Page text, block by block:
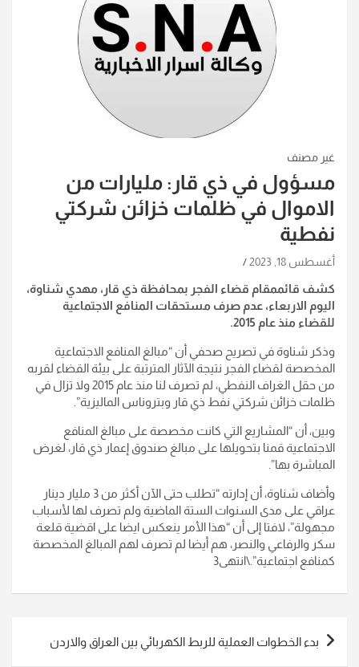
غير مصنف
مسؤول في ذي قار: مليارات من
الاموال في ظلمات خزائن شركتي
نفطية
أغسطس 18, 2023
كشف قائممقام قضاء الفجر بمحافظة ذي قار، مهدي شناوة،
اليوم الاربعاء، عدم صرف مستحقات المنافع الاجتماعية
للقضاء منذ عام 2015.
وذكر شناوة في تصريح صحفي أن “مبالغ المنافع الاجتماعية
المخصصة لقضاء الفجر نتيجة الآثار المترتبة على بيئة القضاء لقربه
من حقل الغراف النفطي، لم تصرف لنا منذ عام 2015 ولا تزال في
ظلمات خزائن شركتي نفط ذي قار وبتروناس الماليزية”.
وبين، أن “المشاريع التي كانت مخصصة على مبالغ المنافع
الاجتماعية قمنا بتحويلها على مبالغ صندوق إعمار ذي قار، لغرض
المباشرة بها”.
وأضاف شناوة، أن إدارته “تطلب حتى الآن أكثر من 3 مليار دينار
عراقي على مدى السنوات الستة الماضية ولم تصرف لها لأسباب
مجهولة”، لافتا إلى أن “هذا الأمر ينعكس ايضا على اقضية قلعة
سكر والرفاعي والنصر، هم أيضا لم تصرف لهم المبالغ المخصصة
كمنافع اجتماعية”.\انتهى3
تصفّح
المقالات
بدء الخطوات العملية للربط الكهربائي بين العراق والاردن